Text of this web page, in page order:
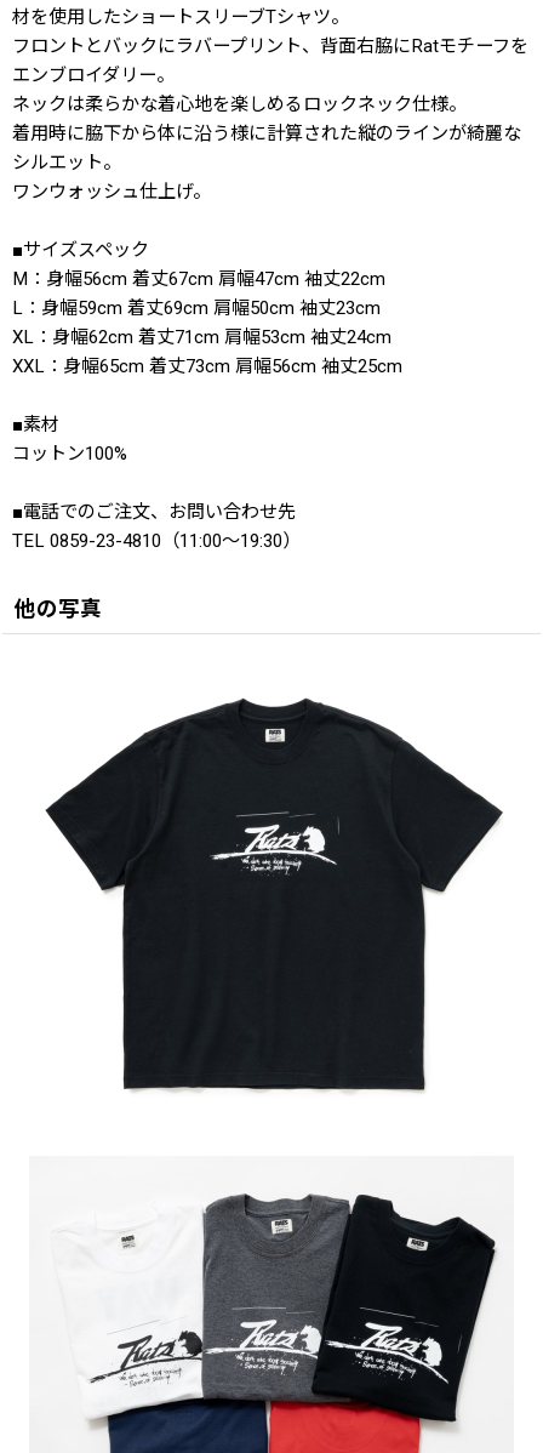
材を使用したショートスリーブTシャツ。
フロントとバックにラバープリント、背面右脇にRatモチーフを
エンブロイダリー。
ネックは柔らかな着心地を楽しめるロックネック仕様。
着用時に脇下から体に沿う様に計算された縦のラインが綺麗な
シルエット。
ワンウォッシュ仕上げ。
■サイズスペック
M：身幅56cm 着丈67cm 肩幅47cm 袖丈22cm
L：身幅59cm 着丈69cm 肩幅50cm 袖丈23cm
XL：身幅62cm 着丈71cm 肩幅53cm 袖丈24cm
XXL：身幅65cm 着丈73cm 肩幅56cm 袖丈25cm
■素材
コットン100%
■電話でのご注文、お問い合わせ先
TEL 0859-23-4810（11:00〜19:30）
他の写真